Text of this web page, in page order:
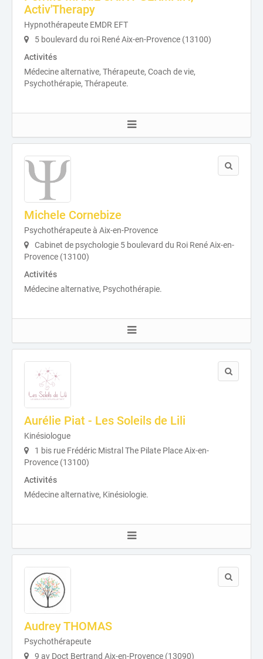
Activ'Therapy
Hypnothérapeute EMDR EFT
5 boulevard du roi René Aix-en-Provence (13100)
Activités
Médecine alternative, Thérapeute, Coach de vie,
Psychothérapie, Thérapeute.
Michele Cornebize
Psychothérapeute à Aix-en-Provence
Cabinet de psychologie 5 boulevard du Roi René Aix-en-
Provence (13100)
Activités
Médecine alternative, Psychothérapie.
Aurélie Piat - Les Soleils de Lili
Kinésiologue
1 bis rue Frédéric Mistral The Pilate Place Aix-en-
Provence (13100)
Activités
Médecine alternative, Kinésiologie.
Audrey THOMAS
Psychothérapeute
9 av Doct Bertrand Aix-en-Provence (13090)